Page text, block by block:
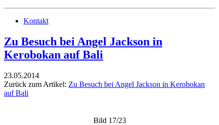
Kontakt
Zu Besuch bei Angel Jackson in
Kerobokan auf Bali
23.05.2014
Zurück zum Artikel: Zu Besuch bei Angel Jackson in Kerobokan
auf Bali
Bild 17/23